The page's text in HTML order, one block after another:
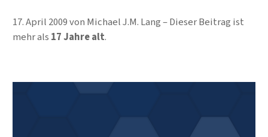
17. April 2009von Michael J.M. Lang
Dieser Beitrag ist
mehr als 17 Jahre alt.